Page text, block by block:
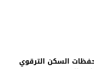
السكن الترقوي